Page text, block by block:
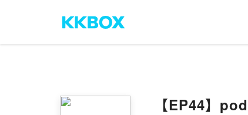
【EP44】